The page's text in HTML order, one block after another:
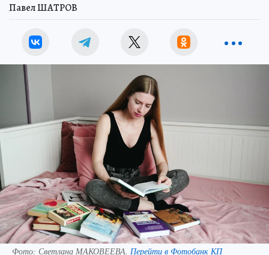
Павел ШАТРОВ
Фото: Светлана МАКОВЕЕВА. Перейти в Фотобанк КП